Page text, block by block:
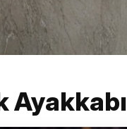
Ayakkabı